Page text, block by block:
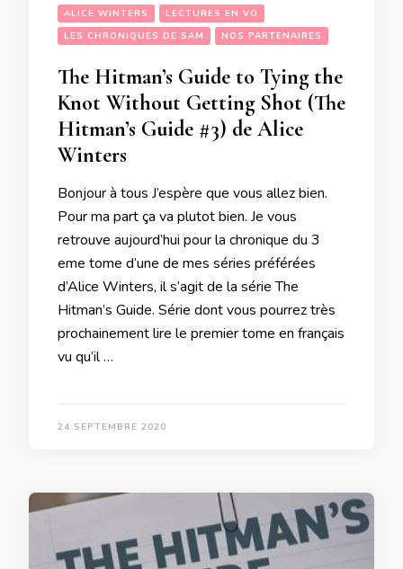
ALICE WINTERS
LECTURES EN VO
LES CHRONIQUES DE SAM
NOS PARTENAIRES
The Hitman’s Guide to Tying the
Knot Without Getting Shot (The
Hitman’s Guide #3) de Alice
Winters
Bonjour à tous J’espère que vous allez bien.
Pour ma part ça va plutot bien. Je vous
retrouve aujourd’hui pour la chronique du 3
eme tome d’une de mes séries préférées
d’Alice Winters, il s’agit de la série The
Hitman’s Guide. Série dont vous pourrez très
prochainement lire le premier tome en français
vu qu’il …
24 SEPTEMBRE 2020